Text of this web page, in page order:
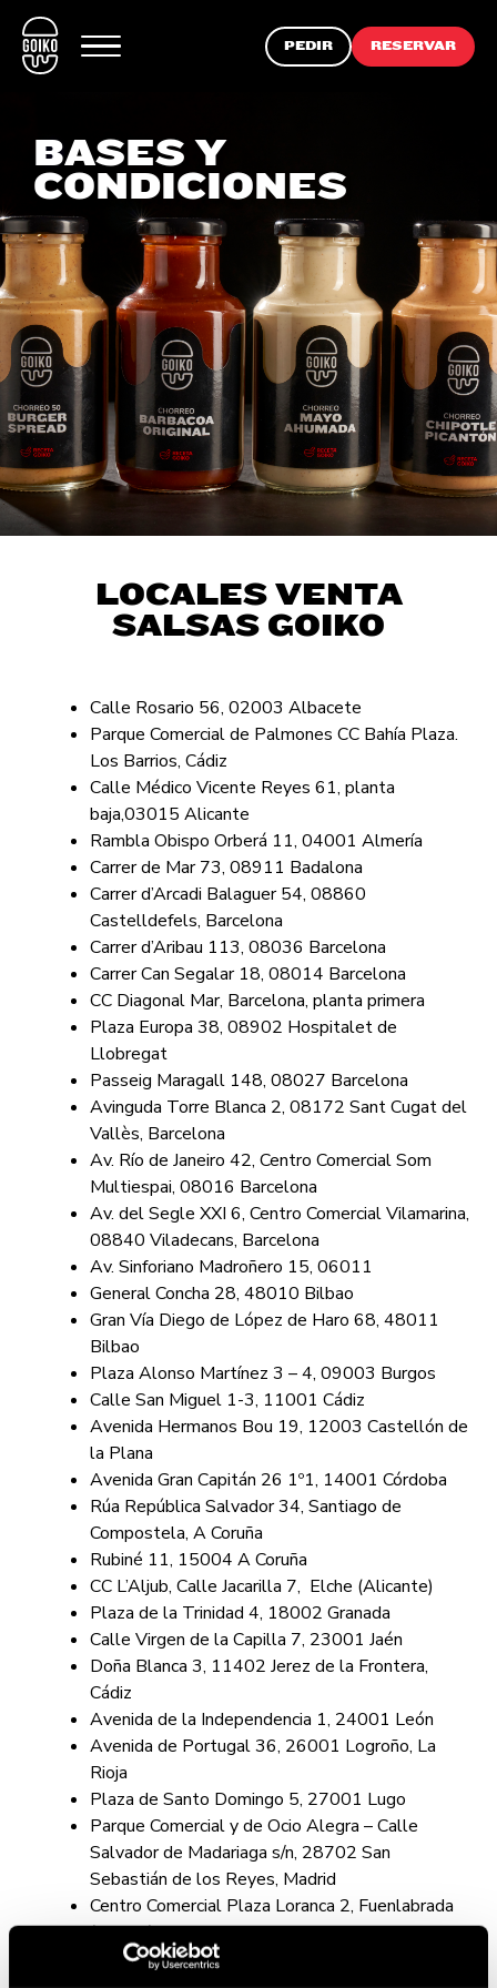
PEDIR RESERVAR
BASES Y
CONDICIONES
LOCALES VENTA
SALSAS GOIKO
Calle Rosario 56, 02003 Albacete
Parque Comercial de Palmones CC Bahía Plaza.
Los Barrios, Cádiz
Calle Médico Vicente Reyes 61, planta
baja,03015 Alicante
Rambla Obispo Orberá 11, 04001 Almería
Carrer de Mar 73, 08911 Badalona
Carrer d’Arcadi Balaguer 54, 08860
Castelldefels, Barcelona
Carrer d’Aribau 113, 08036 Barcelona
Carrer Can Segalar 18, 08014 Barcelona
CC Diagonal Mar, Barcelona, planta primera
Plaza Europa 38, 08902 Hospitalet de
Llobregat
Passeig Maragall 148, 08027 Barcelona
Avinguda Torre Blanca 2, 08172 Sant Cugat del
Vallès, Barcelona
Av. Río de Janeiro 42, Centro Comercial Som
Multiespai, 08016 Barcelona
Av. del Segle XXI 6, Centro Comercial Vilamarina,
08840 Viladecans, Barcelona
Av. Sinforiano Madroñero 15, 06011
General Concha 28, 48010 Bilbao
Gran Vía Diego de López de Haro 68, 48011
Bilbao
Plaza Alonso Martínez 3 – 4, 09003 Burgos
Calle San Miguel 1-3, 11001 Cádiz
Avenida Hermanos Bou 19, 12003 Castellón de
la Plana
Avenida Gran Capitán 26 1º1, 14001 Córdoba
Rúa República Salvador 34, Santiago de
Compostela, A Coruña
Rubiné 11, 15004 A Coruña
CC L’Aljub, Calle Jacarilla 7, Elche (Alicante)
Plaza de la Trinidad 4, 18002 Granada
Calle Virgen de la Capilla 7, 23001 Jaén
Doña Blanca 3, 11402 Jerez de la Frontera,
Cádiz
Avenida de la Independencia 1, 24001 León
Avenida de Portugal 36, 26001 Logroño, La
Rioja
Plaza de Santo Domingo 5, 27001 Lugo
Parque Comercial y de Ocio Alegra – Calle
Salvador de Madariaga s/n, 28702 San
Sebastián de los Reyes, Madrid
Centro Comercial Plaza Loranca 2, Fuenlabrada
(Madrid)
Calle de la Infanta Mercedes 105, 28020